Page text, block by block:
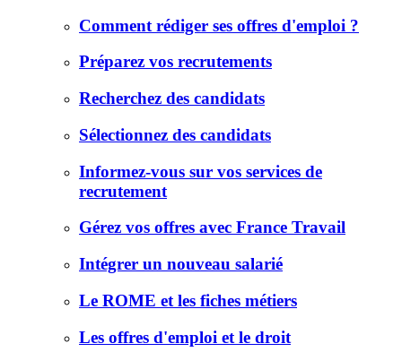
Comment rédiger ses offres d'emploi ?
Préparez vos recrutements
Recherchez des candidats
Sélectionnez des candidats
Informez-vous sur vos services de
recrutement
Gérez vos offres avec France Travail
Intégrer un nouveau salarié
Le ROME et les fiches métiers
Les offres d'emploi et le droit